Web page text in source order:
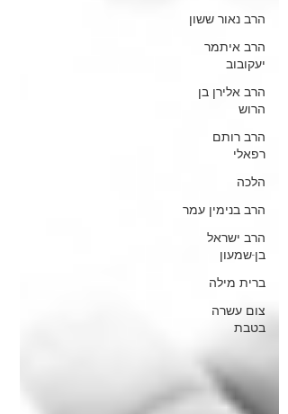
הרב נאור ששון
הרב איתמר
יעקובוב
הרב אלירן בן
הרוש
הרב רותם
רפאלי
הלכה
הרב בנימין עמר
הרב ישראל
בן-שמעון
ברית מילה
צום עשרה
בטבת